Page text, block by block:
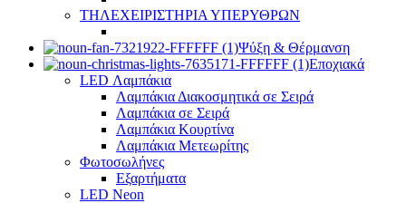
ΤΗΛΕΧΕΙΡΙΣΤΗΡΙΑ ΥΠΕΡΥΘΡΩΝ
Ψύξη & Θέρμανση
Εποχιακά
LED Λαμπάκια
Λαμπάκια Διακοσμητικά σε Σειρά
Λαμπάκια σε Σειρά
Λαμπάκια Κουρτίνα
Λαμπάκια Μετεωρίτης
Φωτοσωλήνες
Εξαρτήματα
LED Neon